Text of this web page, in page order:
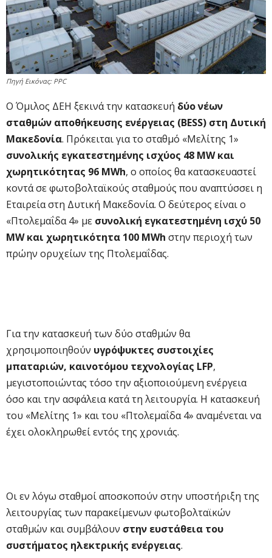
Πηγή Εικόνας: PPC
Ο Όμιλος ΔΕΗ ξεκινά την κατασκευή δύο νέων
σταθμών αποθήκευσης ενέργειας (BESS) στη Δυτική
Μακεδονία. Πρόκειται για το σταθμό «Μελίτης 1»
συνολικής εγκατεστημένης ισχύος 48 MW και
χωρητικότητας 96 MWh, ο οποίος θα κατασκευαστεί
κοντά σε φωτοβολταϊκούς σταθμούς που αναπτύσσει η
Εταιρεία στη Δυτική Μακεδονία. Ο δεύτερος είναι ο
«Πτολεμαΐδα 4» με συνολική εγκατεστημένη ισχύ 50
MW και χωρητικότητα 100 MWh στην περιοχή των
πρώην ορυχείων της Πτολεμαΐδας.
Για την κατασκευή των δύο σταθμών θα
χρησιμοποιηθούν υγρόψυκτες συστοιχίες
μπαταριών, καινοτόμου τεχνολογίας LFP,
μεγιστοποιώντας τόσο την αξιοποιούμενη ενέργεια
όσο και την ασφάλεια κατά τη λειτουργία. Η κατασκευή
του «Μελίτης 1» και του «Πτολεμαΐδα 4» αναμένεται να
έχει ολοκληρωθεί εντός της χρονιάς.
Οι εν λόγω σταθμοί αποσκοπούν στην υποστήριξη της
λειτουργίας των παρακείμενων φωτοβολταϊκών
σταθμών και συμβάλουν στην ευστάθεια του
συστήματος ηλεκτρικής ενέργειας.